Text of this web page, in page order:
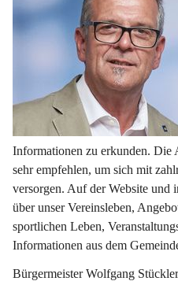
Informationen zu erkunden. Die
sehr empfehlen, um sich mit
versorgen. Auf der Website und
über unser Vereinsleben,
sportlichen Leben,
Informationen aus dem
Bürgermeister Wolfgang Stückler